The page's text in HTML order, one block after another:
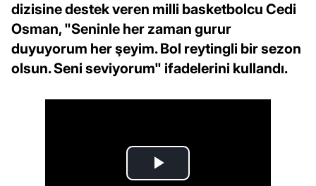
dizisine destek veren milli basketbolcu Cedi
Osman, "Seninle her zaman gurur
duyuyorum her şeyim. Bol reytingli bir sezon
olsun. Seni seviyorum" ifadelerini kullandı.